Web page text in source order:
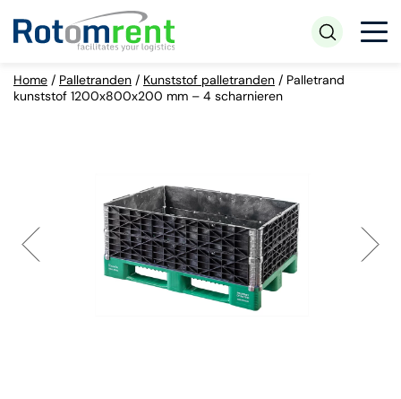
Home / Palletranden / Kunststof palletranden / Palletrand
kunststof 1200x800x200 mm – 4 scharnieren